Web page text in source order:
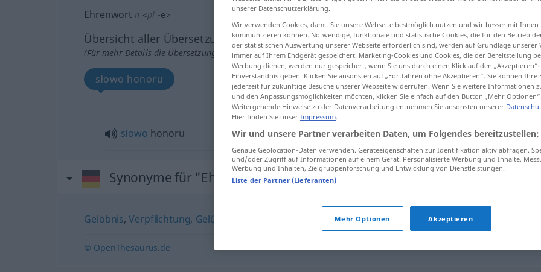
Ehrenwort n <pl -e>
Übersicht aller Übersetzungen
(Für mehr Details die Übersetzung anklicken/antippen)
słowo honoru
słowo honoru Ehrenwort
Synonyme für "Ehrenwort"
Gelöbnis,Verpflichtung, Gelübde Bekräftigung,Erklärung, Bund
© OpenThesaurus.de
unserer Datenschutzerklärung.
Wir verwenden Cookies, damit Sie unsere Webseite bestmöglich nutzen und wir besser mit Ihnen
kommunizieren können. Notwendige, funktionale und statistische Cookies, die für den Betrieb
der statistischen Auswertung unserer Webseite erforderlich sind, werden auf Grundlage unserer
immer auf Ihrem Endgerät gespeichert. Marketing-Cookies und Cookies, die der Bereitstellung
Werbung dienen, werden nur gespeichert, wenn Sie uns durch einen Klick auf den
Einverständnis geben. Klicken Sie ansonsten auf „Fortfahren ohne Akzeptieren“. Sie können
jederzeit für zukünftige Besuche unserer Webseite widerrufen. Wenn Sie weitere Informationen
und den Anpassungsmöglichkeiten möchten, klicken Sie einfach auf den Button „Mehr
Weitergehende Hinweise zu der Datenverarbeitung entnehmen Sie ansonsten unserer
Hier finden Sie unser Impressum.
Wir und unsere Partner verarbeiten Daten, um Folgendes bereitzustellen:
Genaue Geolocation-Daten verwenden. Geräteeigenschaften zur Identifikation aktiv abfragen.
und/oder Zugriff auf Informationen auf einem Gerät. Personalisierte Werbung und Inhalte,
Werbung und Inhalten, Zielgruppenforschung und Entwicklung von Dienstleistungen.
Liste der Partner (Lieferanten)
Mehr Optionen Akzeptieren